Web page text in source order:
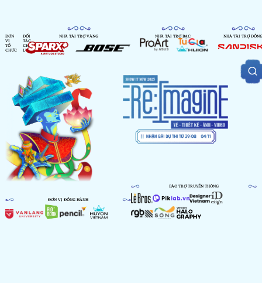
ĐƠN
VỊ
TỔ
CHỨC
ĐỐI
TÁC
CHIẾN
LƯỢC
NHÀ TÀI TRỢ VÀNG NHÀ TÀI TRỢ BẠC NHÀ TÀI TRỢ ĐỒNG
ĐƠN VỊ ĐỒNG HÀNH
BẢO TRỢ TRUYỀN THÔNG